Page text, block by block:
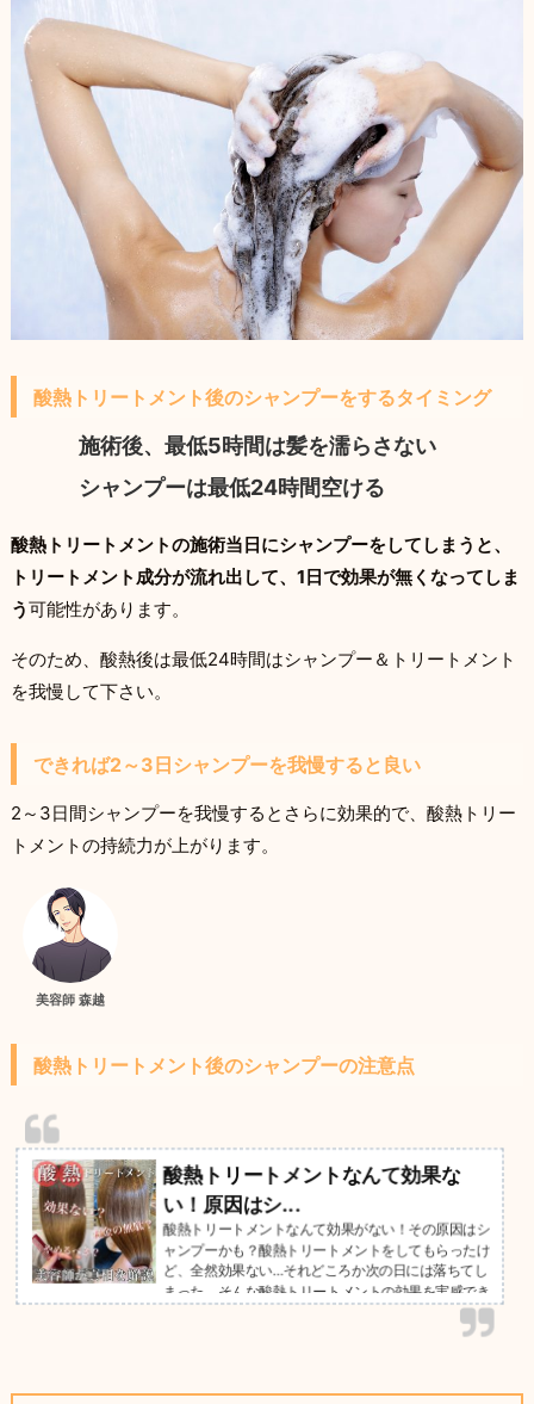
酸熱トリートメント後のシャンプーをするタイミング
施術後、最低5時間は髪を濡らさない
シャンプーは最低24時間空ける
酸熱トリートメントの施術当日にシャンプーをしてしまうと、
トリートメント成分が流れ出して、1日で効果が無くなってしま
う可能性があります。
そのため、酸熱後は最低24時間はシャンプー＆トリートメント
を我慢して下さい。
できれば2～3日シャンプーを我慢すると良い
2～3日間シャンプーを我慢するとさらに効果的で、酸熱トリー
トメントの持続力が上がります。
美容師 森越
酸熱トリートメント後のシャンプーの注意点
酸熱トリートメントなんて効果な
い！原因はシ...
酸熱トリートメントなんて効果がない！その原因はシ
ャンプーかも？酸熱トリートメントをしてもらったけ
ど、全然効果ない…それどころか次の日には落ちてし
まった。そんな酸熱トリートメントの効果を実感でき
なかった方必見の記事内容！酸熱トリートメント後の